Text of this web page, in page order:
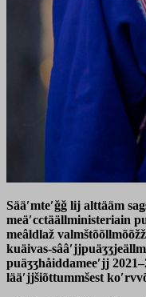
Sääʹmteʹǧǧ lij alttääm
meäʹcctäällministeriain
meâldlaž valmštõõllmõõžž
kuäivas-
puäʒʒhåiddameeʹjj
lääʹjjšiõttummšest